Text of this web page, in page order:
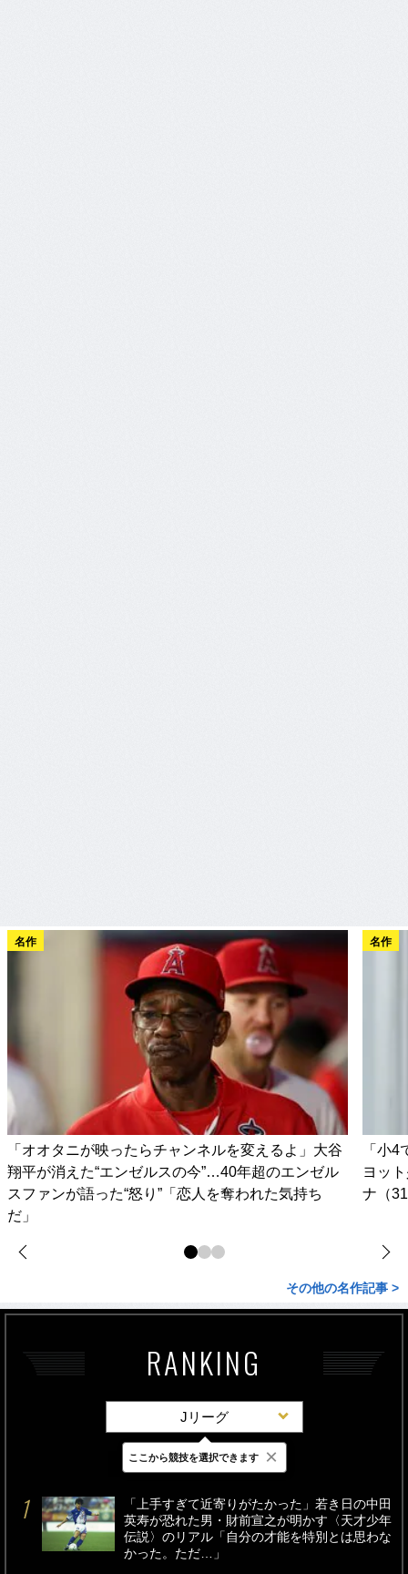
名作
「オオタニが映ったらチャンネルを変えるよ」大谷
翔平が消えた“エンゼルスの今”…40年超のエンゼル
スファンが語った“怒り”「恋人を奪われた気持ち
だ」
名作
「小
ヨッ
ナ（
その他の名作記事 >
RANKING
Jリーグ
最新 24時間 週間
「上手すぎて近寄りがたかった」若き日の中田
英寿が恐れた男・財前宣之が明かす〈天才少年
伝説〉のリアル「自分の才能を特別とは思わな
かった。ただ…」
ここから競技を選択できます ×